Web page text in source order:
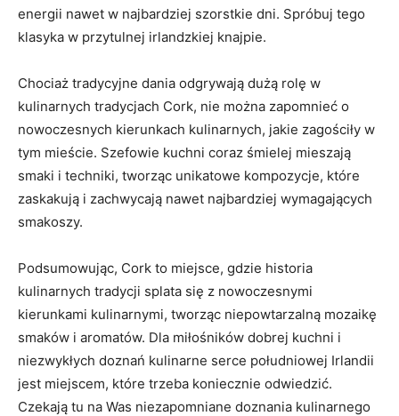
energii nawet w najbardziej szorstkie dni. ​Spróbuj⁤ tego
klasyka w przytulnej irlandzkiej knajpie.
Chociaż tradycyjne dania odgrywają dużą rolę ‍w
kulinarnych tradycjach Cork, nie można zapomnieć o
nowoczesnych kierunkach ‍kulinarnych, jakie zagościły w
tym⁣ mieście. Szefowie kuchni coraz śmielej mieszają
smaki i techniki, tworząc unikatowe kompozycje, które
zaskakują i zachwycają nawet najbardziej wymagających
smakoszy.
Podsumowując, ‌Cork to miejsce, gdzie historia
⁤kulinarnych tradycji ​splata się z⁤ nowoczesnymi
⁤kierunkami kulinarnymi, tworząc niepowtarzalną mozaikę
smaków i aromatów. Dla miłośników dobrej kuchni i
niezwykłych doznań kulinarne serce południowej Irlandii
jest miejscem, które trzeba koniecznie odwiedzić.
Czekają tu na Was niezapomniane ⁤doznania kulinarnego